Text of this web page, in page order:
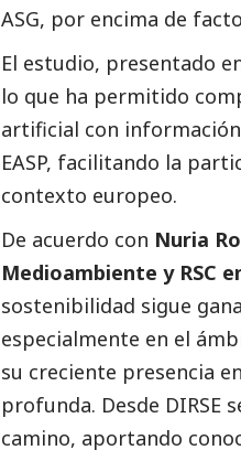
ASG, por encima de
El estudio, presentado
lo que ha permitido
artificial con
EASP, facilitando la
contexto europeo.
De acuerdo con Nuria
Medioambiente y RSC
sostenibilidad sigue
especialmente en el
su creciente presencia
profunda. Desde DIRSE
camino, aportando